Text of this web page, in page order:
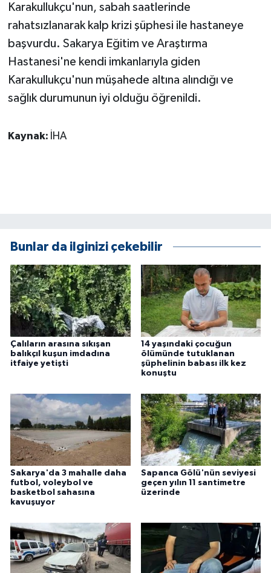
Karakullukçu'nun, sabah saatlerinde
rahatsızlanarak kalp krizi şüphesi ile hastaneye
başvurdu. Sakarya Eğitim ve Araştırma
Hastanesi'ne kendi imkanlarıyla giden
Karakullukçu'nun müşahede altına alındığı ve
sağlık durumunun iyi olduğu öğrenildi.
Kaynak: İHA
Bunlar da ilginizi çekebilir
Çalıların arasına sıkışan
balıkçıl kuşun imdadına
itfaiye yetişti
14 yaşındaki çocuğun
ölümünde tutuklanan
şüphelinin babası ilk kez
konuştu
Sakarya'da 3 mahalle daha
futbol, voleybol ve
basketbol sahasına
kavuşuyor
Sapanca Gölü'nün seviyesi
geçen yılın 11 santimetre
üzerinde
İNSAN
İş Dünyası
Jandarma
KÜLTÜR SANAT
SİYASET
SPOR HABERLERİ
TEKNOLOJİ
ÜLKE GÜNDEMİ
YAŞAM
YEREL
Yerel Haberler